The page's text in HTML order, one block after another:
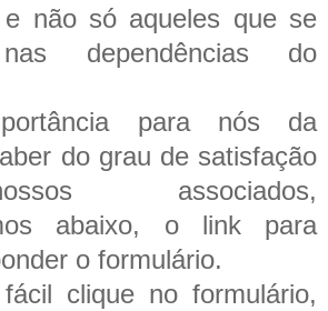
e não só aqueles que se
dependências do
para nós da
do grau de satisfação
associados,
abaixo, o link para
o formulário.
clique no formulário,